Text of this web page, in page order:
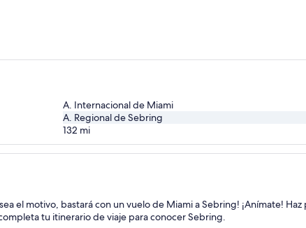
A. Internacional de Miami
A. Regional de Sebring
132 mi
el motivo, bastará con un vuelo de Miami a Sebring! ¡Anímate!
tu itinerario de viaje para conocer Sebring.